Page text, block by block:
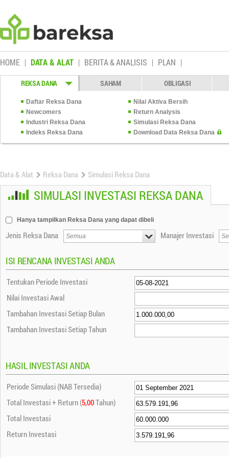
HOME DATA & ALAT BERITA & ANALISIS PLAN
REKSA DANA SAHAM OBLIGASI
Daftar Reksa Dana
Nilai Aktiva Bersih
Newcomers
Return Analysis
Industri Reksa Dana
Simulasi Reksa Dana
Indeks Reksa Dana
Download Data Reksa Dana
Data & Alat Reksa Dana Simulasi Reksa Dana
SIMULASI INVESTASI REKSA DANA
Hanya tampilkan Reksa Dana yang dapat dibeli
Jenis Reksa Dana Manajer Investasi
ISI RENCANA INVESTASI ANDA
Tentukan Periode Investasi
Nilai Investasi Awal
Tambahan Investasi Setiap Bulan
Tambahan Investasi Setiap Tahun
HASIL INVESTASI ANDA
Periode Simulasi (NAB Tersedia)
Total Investasi + Return (5,00Tahun)
Total Investasi
Return Investasi